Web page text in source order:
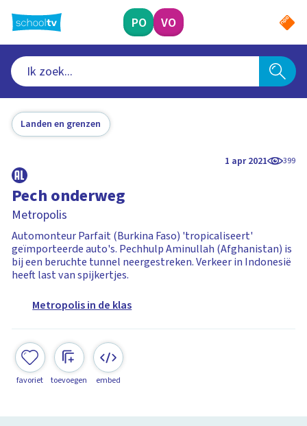
naar
hoofdinhoud
PO VO
Landen en grenzen
1 apr 2021 399
Pech onderweg
Metropolis
Automonteur Parfait (Burkina Faso) 'tropicaliseert'
geïmporteerde auto's. Pechhulp Aminullah (Afghanistan) is
bij een beruchte tunnel neergestreken. Verkeer in Indonesië
heeft last van spijkertjes.
Metropolis in de klas
favoriet toevoegen embed